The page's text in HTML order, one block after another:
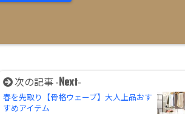
次の記事 - Next-
春を先取り【骨格ウェーブ】大人上品おす
すめアイテム